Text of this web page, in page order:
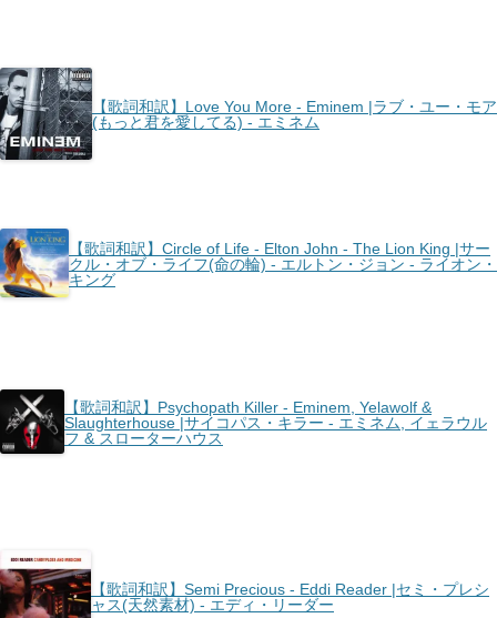
【歌詞和訳】Love You More - Eminem |ラブ・ユー・モア
(もっと君を愛してる) - エミネム
【歌詞和訳】Circle of Life - Elton John - The Lion King |サー
クル・オブ・ライフ(命の輪) - エルトン・ジョン - ライオン・
キング
【歌詞和訳】Psychopath Killer - Eminem, Yelawolf &
Slaughterhouse |サイコパス・キラー - エミネム, イェラウル
フ & スローターハウス
【歌詞和訳】Semi Precious - Eddi Reader |セミ・プレシ
ャス(天然素材) - エディ・リーダー